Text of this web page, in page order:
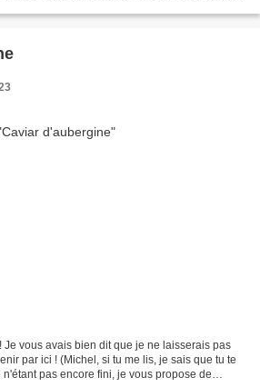
Je vous avais bien dit que je ne laisserais pas
par ici ! (Michel, si tu me lis, je sais que tu te
n'étant pas encore fini, je vous propose de